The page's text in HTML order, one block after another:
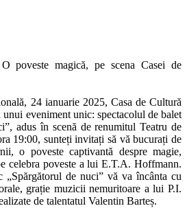
poveste magică, pe scena Casei de
24 ianuarie 2025, Casa de Cultură
eveniment unic: spectacolul de balet
adus în scenă de renumitul Teatru de
19:00, sunteți invitați să vă bucurați de
o poveste captivantă despre magie,
celebra poveste a lui E.T.A. Hoffmann.
„Spărgătorul de nuci” vă va încânta cu
grație muzicii nemuritoare a lui P.I.
de talentatul Valentin Barteș.